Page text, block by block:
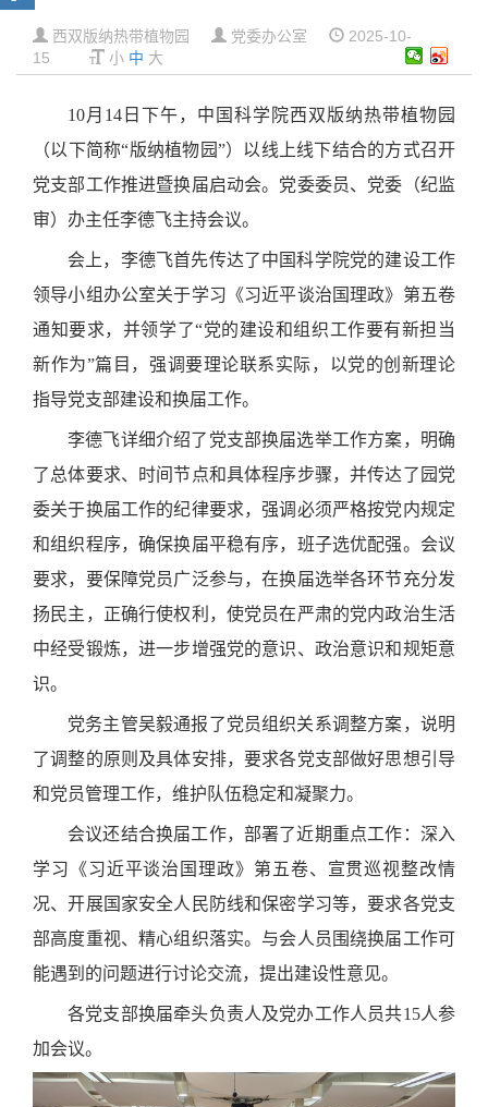
西双版纳热带植物园 党委办公室
2025-10-
15
小 中 大
10月14日下午，中国科学院西双版纳热带植物园
（以下简称“版纳植物园”）以线上线下结合的方式召开
党支部工作推进暨换届启动会。党委委员、党委（纪监
审）办主任李德飞主持会议。
会上，李德飞首先传达了中国科学院党的建设工作
领导小组办公室关于学习《习近平谈治国理政》第五卷
通知要求，并领学了“党的建设和组织工作要有新担当
新作为”篇目，强调要理论联系实际，以党的创新理论
指导党支部建设和换届工作。
李德飞详细介绍了党支部换届选举工作方案，明确
了总体要求、时间节点和具体程序步骤，并传达了园党
委关于换届工作的纪律要求，强调必须严格按党内规定
和组织程序，确保换届平稳有序，班子选优配强。会议
要求，要保障党员广泛参与，在换届选举各环节充分发
扬民主，正确行使权利，使党员在严肃的党内政治生活
中经受锻炼，进一步增强党的意识、政治意识和规矩意
识。
党务主管吴毅通报了党员组织关系调整方案，说明
了调整的原则及具体安排，要求各党支部做好思想引导
和党员管理工作，维护队伍稳定和凝聚力。
会议还结合换届工作，部署了近期重点工作：深入
学习《习近平谈治国理政》第五卷、宣贯巡视整改情
况、开展国家安全人民防线和保密学习等，要求各党支
部高度重视、精心组织落实。与会人员围绕换届工作可
能遇到的问题进行讨论交流，提出建设性意见。
各党支部换届牵头负责人及党办工作人员共15人参
加会议。